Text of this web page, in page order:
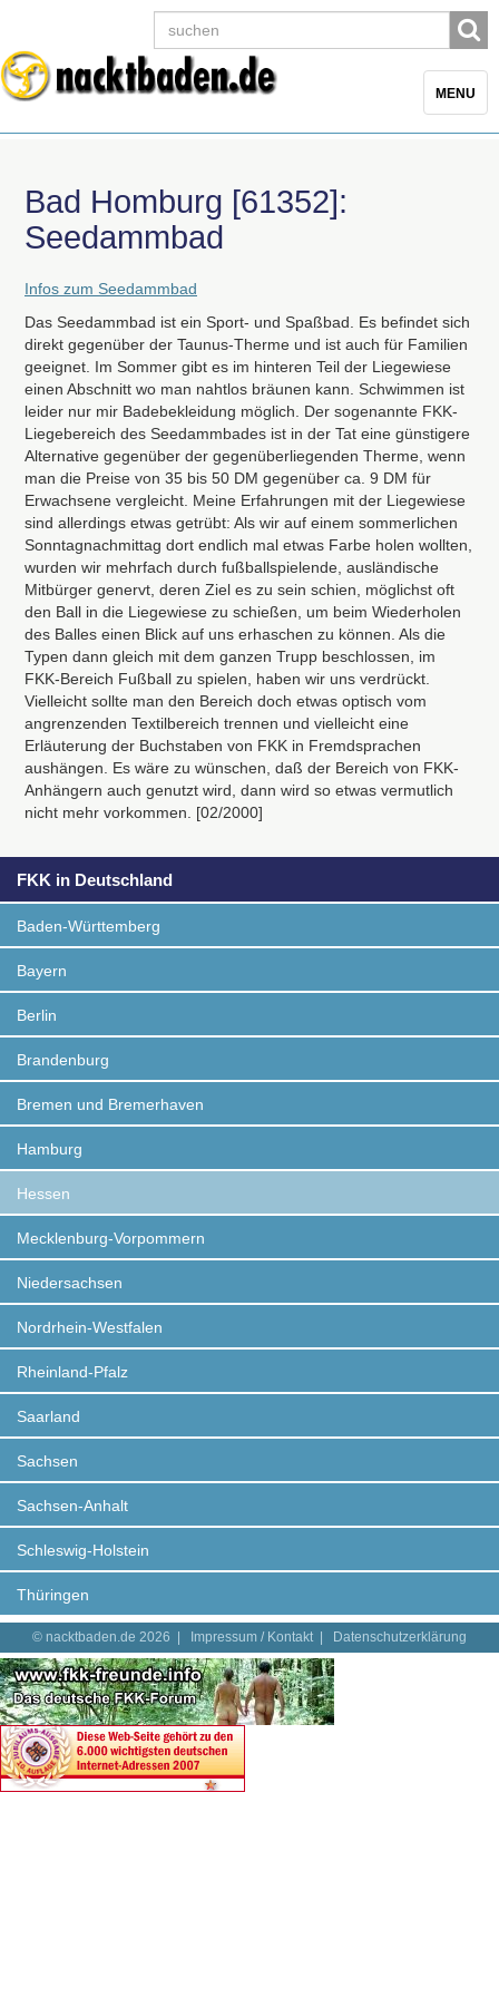
Toggle
MENU
Bad Homburg [61352]:
Seedammbad
Infos zum Seedammbad
Das Seedammbad ist ein Sport- und Spaßbad. Es befindet sich
direkt gegenüber der Taunus-Therme und ist auch für Familien
geeignet. Im Sommer gibt es im hinteren Teil der Liegewiese
einen Abschnitt wo man nahtlos bräunen kann. Schwimmen ist
leider nur mir Badebekleidung möglich. Der sogenannte FKK-
Liegebereich des Seedammbades ist in der Tat eine günstigere
Alternative gegenüber der gegenüberliegenden Therme, wenn
man die Preise von 35 bis 50 DM gegenüber ca. 9 DM für
Erwachsene vergleicht. Meine Erfahrungen mit der Liegewiese
sind allerdings etwas getrübt: Als wir auf einem sommerlichen
Sonntagnachmittag dort endlich mal etwas Farbe holen wollten,
wurden wir mehrfach durch fußballspielende, ausländische
Mitbürger genervt, deren Ziel es zu sein schien, möglichst oft
den Ball in die Liegewiese zu schießen, um beim Wiederholen
des Balles einen Blick auf uns erhaschen zu können. Als die
Typen dann gleich mit dem ganzen Trupp beschlossen, im
FKK-Bereich Fußball zu spielen, haben wir uns verdrückt.
Vielleicht sollte man den Bereich doch etwas optisch vom
angrenzenden Textilbereich trennen und vielleicht eine
Erläuterung der Buchstaben von FKK in Fremdsprachen
aushängen. Es wäre zu wünschen, daß der Bereich von FKK-
Anhängern auch genutzt wird, dann wird so etwas vermutlich
nicht mehr vorkommen. [02/2000]
FKK in Deutschland
Baden-Württemberg
Bayern
Berlin
Brandenburg
Bremen und Bremerhaven
Hamburg
Hessen
Mecklenburg-Vorpommern
Niedersachsen
Nordrhein-Westfalen
Rheinland-Pfalz
Saarland
Sachsen
Sachsen-Anhalt
Schleswig-Holstein
Thüringen
© nacktbaden.de 2026 | Impressum / Kontakt| Datenschutzerklärung